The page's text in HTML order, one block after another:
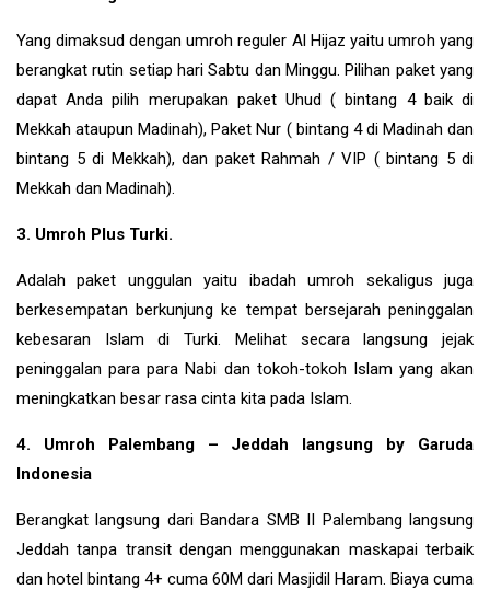
Yang dimaksud dengan umroh reguler Al Hijaz yaitu umroh yang
berangkat rutin setiap hari Sabtu dan Minggu. Pilihan paket yang
dapat Anda pilih merupakan paket Uhud ( bintang 4 baik di
Mekkah ataupun Madinah), Paket Nur ( bintang 4 di Madinah dan
bintang 5 di Mekkah), dan paket Rahmah / VIP ( bintang 5 di
Mekkah dan Madinah).
3. Umroh Plus Turki.
Adalah paket unggulan yaitu ibadah umroh sekaligus juga
berkesempatan berkunjung ke tempat bersejarah peninggalan
kebesaran Islam diTurki. Melihat secara langsung jejak
peninggalan para para Nabi dan tokoh-tokoh Islam yang akan
meningkatkan besar rasa cinta kita pada Islam.
4. Umroh Palembang – Jeddah langsung by Garuda
Indonesia
Berangkat langsung dari Bandara SMB II Palembang langsung
Jeddah tanpa transit dengan menggunakan maskapai terbaik
dan hotel bintang 4+ cuma 60M dari Masjidil Haram. Biaya cuma